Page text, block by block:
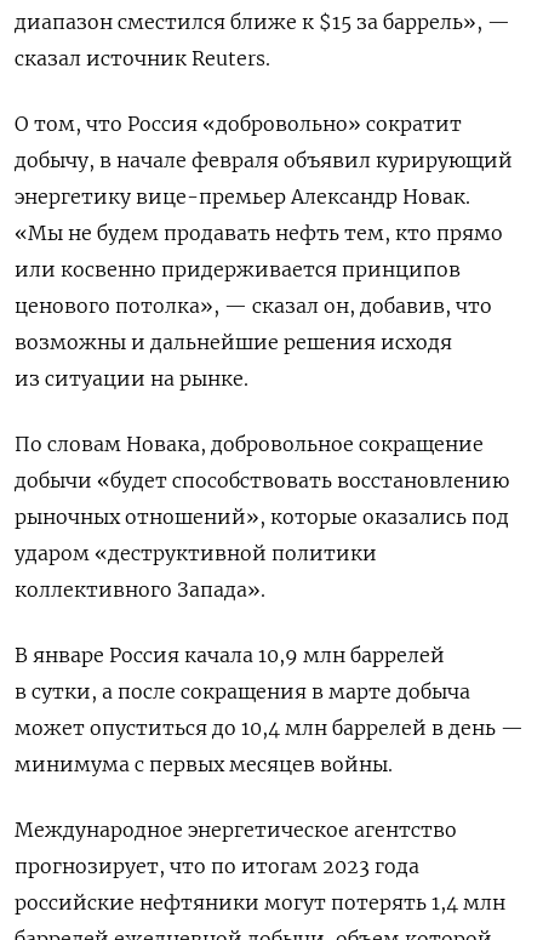
диапазон сместился ближе к $15 за баррель», —
сказал источник Reuters.
О том, что Россия «добровольно» сократит
добычу, в начале февраля объявил курирующий
энергетику вице-премьер Александр Новак.
«Мы не будем продавать нефть тем, кто прямо
или косвенно придерживается принципов
ценового потолка», — сказал он, добавив, что
возможны и дальнейшие решения исходя
из ситуации на рынке.
По словам Новака, добровольное сокращение
добычи «будет способствовать восстановлению
рыночных отношений», которые оказались под
ударом «деструктивной политики
коллективного Запада».
В январе Россия качала 10,9 млн баррелей
в сутки, а после сокращения в марте добыча
может опуститься до 10,4 млн баррелей в день —
минимума с первых месяцев войны.
Международное энергетическое агентство
прогнозирует, что по итогам 2023 года
российские нефтяники могут потерять 1,4 млн